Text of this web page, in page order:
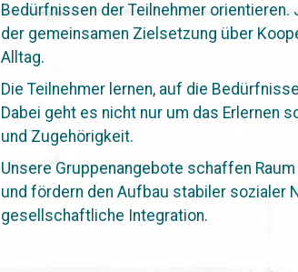
Bedürfnissen der Teilnehmer
der gemeinsamen Zielsetzung über
Alltag.
Die Teilnehmer lernen, auf die
Dabei geht es nicht nur um das Erlernen
und Zugehörigkeit.
Unsere Gruppenangebote schaffen
und fördern den Aufbau stabiler sozialer
gesellschaftliche Integration.